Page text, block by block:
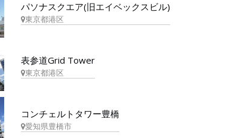
パソナスクエア(旧エイベックスビル)
東京都港区
表参道Grid Tower
東京都港区
コンチェルトタワー豊橋
愛知県豊橋市